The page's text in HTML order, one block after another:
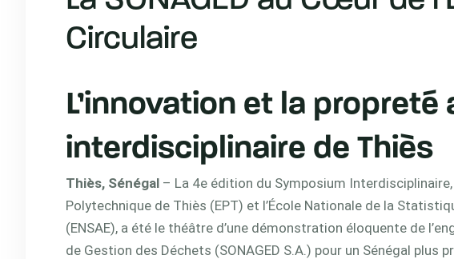
Circulaire
L’innovation et la propreté
interdisciplinaire de Thiès
Thiès, Sénégal – La 4e édition du Symposium
Polytechnique de Thiès (EPT) et l’École Nationale de la
(ENSAE), a été le théâtre d’une démonstration éloquente de
de Gestion des Déchets (SONAGED S.A.) pour un Sénégal plus